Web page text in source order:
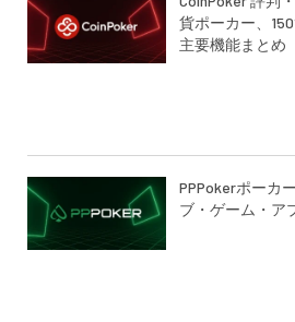
貨ポーカー、
主要機能まとめ
PPPokerポーカ
ブ・ゲーム・ア